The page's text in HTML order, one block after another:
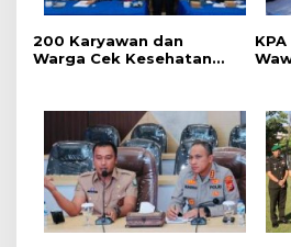
‎200 Karyawan dan
Warga Cek Kesehatan